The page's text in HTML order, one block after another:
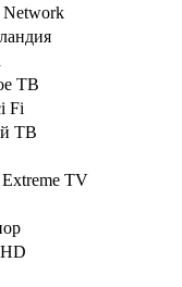
Network
ТВ
Fi
ТВ
Extreme TV